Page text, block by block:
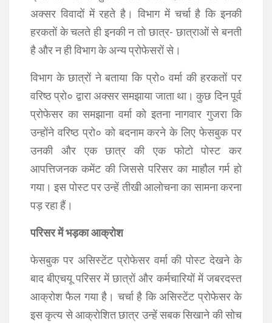
अक्सर विवादों में रहते है। विभाग में चर्चा है कि इनकी
हरकतों के चलते ही इनकी न तो छात्र- छात्राओं से बनती
है और न ही विभाग के अन्य प्रोफेसरों से।
विभाग के छात्रों ने बताया कि प्रो० वर्मा की हरकतों पर
वरिष्ठ प्रो० द्वारा अक्सर समझाया जाता था। कुछ दिन पूर्व
प्रोफेसर का समझाना वर्मा को इतना नागवार गुजरा कि
उन्होंने वरिष्ठ प्रो० को बदनाम करने के लिए फेसबुक पर
उनकी और एक छात्र की एक फोटो पोस्ट कर
आपत्तिजनक कमेंट की जिससे परिसर का माहौल गर्म हो
गया। इस पोस्ट पर उन्हें तीखी आलोचना का सामना करना
पड़ रहा हैं।
परिसर में भड़का आक्रोश
फेसबुक पर असिस्टेंट प्रोफेसर वर्मा की पोस्ट देखने के
बाद बीएचयू परिसर में छात्रों और कर्मचारियों में जबरदस्त
आक्रोश फैल गया है। चर्चा है कि असिस्टेंट प्रोफेसर के
इस कृत्य से आक्रोशित छात्र उन्हें सबक सिखाने की सोच